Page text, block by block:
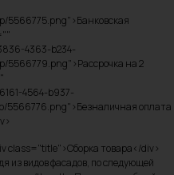
5566775.png">Банковская
4363-b234-
на 2
4564-b937-
оплата
class="title">Сборка товара</div>
из видов фасадов, по следующей